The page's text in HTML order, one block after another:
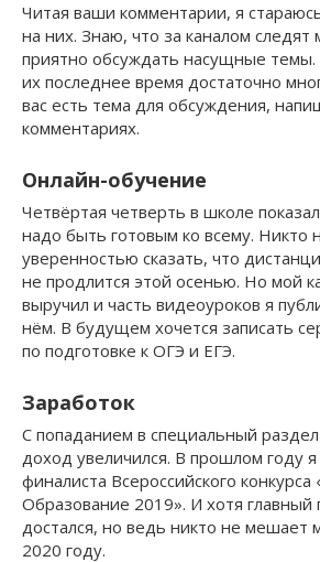
Читая ваши комментарии, я
на них. Знаю, что за каналом следят
приятно обсуждать насущные темы.
их последнее время достаточно
вас есть тема для обсуждения,
комментариях.
Онлайн-обучение
Четвёртая четверть в школе
надо быть готовым ко всему. Никто
уверенностью сказать, что
не продлится этой осенью. Но мой
выручил и часть видеоуроков я
нём. В будущем хочется записать
по подготовке к ОГЭ и ЕГЭ.
Заработок
С попаданием в специальный
доход увеличился. В прошлом году
финалиста Всероссийского
Образование 2019». И хотя главный
достался, но ведь никто не мешает
2020 году.